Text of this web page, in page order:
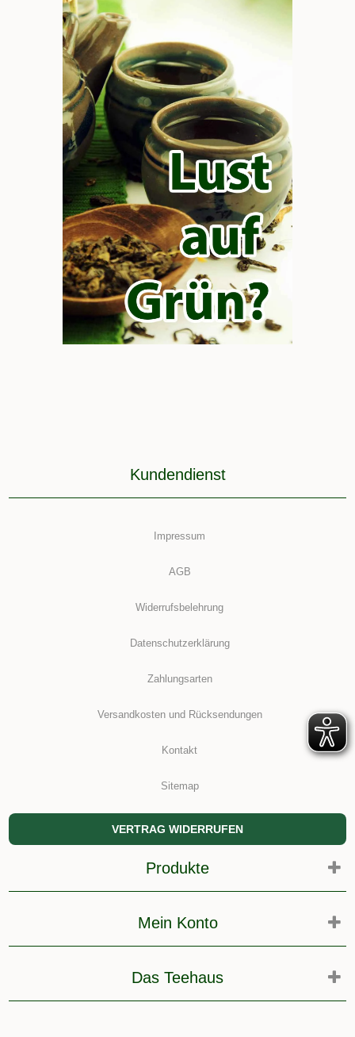
Kundendienst
Impressum
AGB
Widerrufsbelehrung
Datenschutzerklärung
Zahlungsarten
Versandkosten und Rücksendungen
Kontakt
Sitemap
VERTRAG WIDERRUFEN
Produkte
Mein Konto
Das Teehaus